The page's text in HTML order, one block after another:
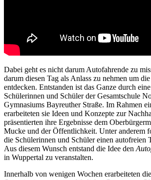
Dabei geht es nicht darum Autofahrende zu
darum diesen Tag als Anlass zu nehmen um
entdecken. Entstanden ist das Ganze durch
Schülerinnen und Schüler der Gesamtschule
Gymnasiums Bayreuther Straße. Im Rahmen
erarbeiteten sie Ideen und Konzepte zur
präsentierten ihre Ergebnisse dem
Mucke und der Öffentlichkeit. Unter anderem
die Schülerinnen und Schüler einen autofreien
Aus diesem Wunsch entstand die Idee den
in Wuppertal zu veranstalten.
Innerhalb von wenigen Wochen erarbeiteten